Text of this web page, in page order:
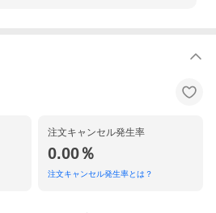
注文キャンセル発生率
0.00％
注文キャンセル発生率とは？